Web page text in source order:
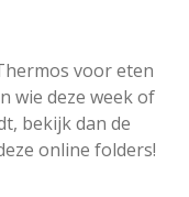
voor eten
wie deze week of
bekijk dan de
online folders!